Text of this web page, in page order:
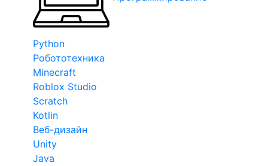
Python
Робототехника
Minecraft
Roblox Studio
Scratch
Kotlin
Веб-дизайн
Unity
Java